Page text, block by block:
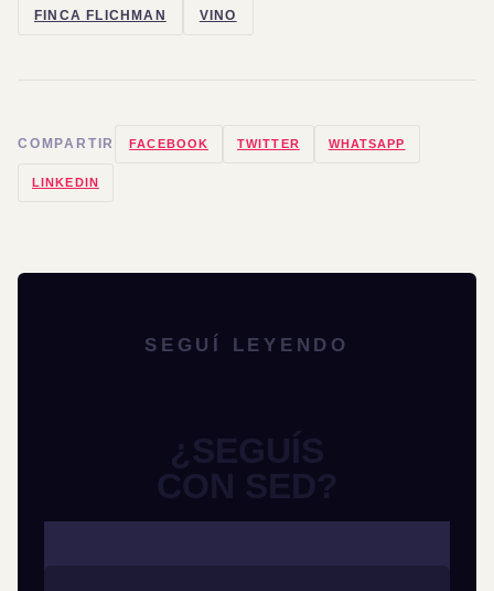
FINCA FLICHMAN VINO
COMPARTIR FACEBOOK TWITTER WHATSAPP
LINKEDIN
SEGUÍ LEYENDO
¿SEGUÍS
CON SED?